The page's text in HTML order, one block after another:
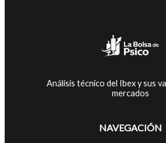
Análisis técnico del Ibex y sus
mercados
NAVEGACIÓN